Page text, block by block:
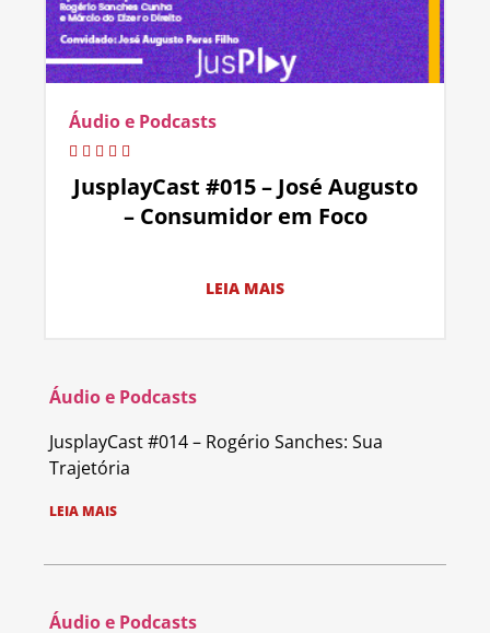
Áudio e Podcasts
JusplayCast #015 – José Augusto
– Consumidor em Foco
LEIA MAIS
Áudio e Podcasts
JusplayCast #014 – Rogério Sanches: Sua
Trajetória
LEIA MAIS
Áudio e Podcasts